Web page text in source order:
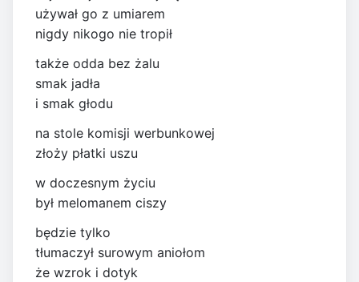
używał go z umiarem
nigdy nikogo nie tropił
także odda bez żalu
smak jadła
i smak głodu
na stole komisji werbunkowej
złoży płatki uszu
w doczesnym życiu
był melomanem ciszy
będzie tylko
tłumaczył surowym aniołom
że wzrok i dotyk